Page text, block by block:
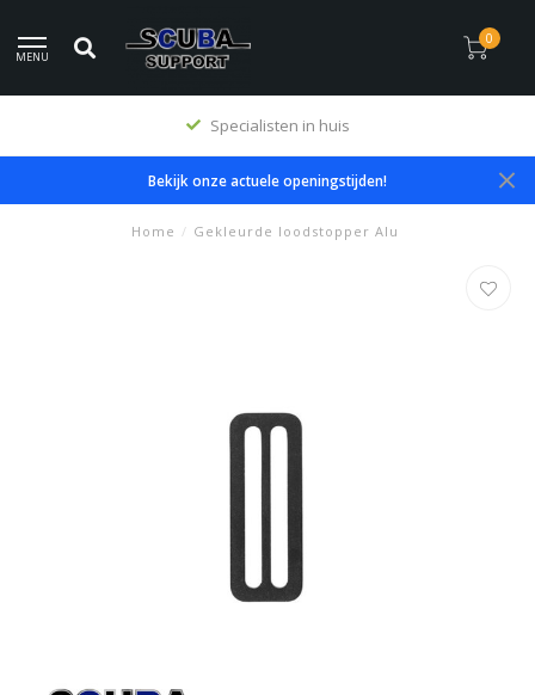
MENU
0
Specialisten in huis
Bekijk onze actuele openingstijden!
Home / Gekleurde loodstopper Alu